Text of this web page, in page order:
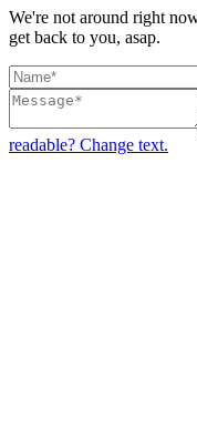
We're not around right
get back to you, asap.
readable? Change text.